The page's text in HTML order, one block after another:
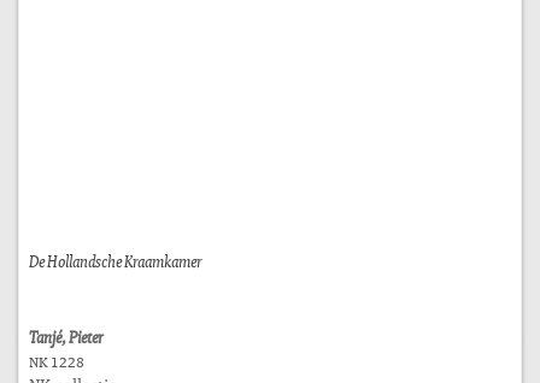
De Hollandsche Kraamkamer
Tanjé, Pieter
NK 1228